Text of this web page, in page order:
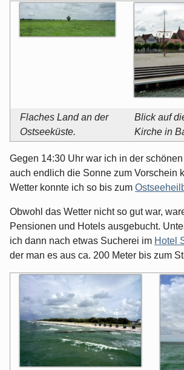
Flaches Land an der
Ostseeküste.
Blick auf
Kirche in
Gegen 14:30 Uhr war ich in der
auch endlich die Sonne zum Vorschein
Wetter konnte ich so bis zum
Obwohl das Wetter nicht so gut war,
Pensionen und Hotels ausgebucht.
ich dann nach etwas Sucherei im Hotel
der man es aus ca. 200 Meter bis zum